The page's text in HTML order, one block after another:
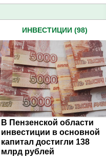
ИНВЕСТИЦИИ (98)
В Пензенской области
инвестиции в основной
капитал достигли 138
млрд рублей